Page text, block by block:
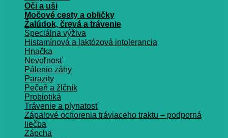
Oči a uši
Močové cesty a obličky
Žalúdok, črevá a trávenie
Špeciálna výživa
Histamínová a laktózová intolerancia
Hnačka
Nevoľnosť
Pálenie záhy
Parazity
Pečeň a žlčník
Probiotiká
Trávenie a plynatosť
Zápalové ochorenia tráviaceho traktu – podporná
liečba
Zápcha